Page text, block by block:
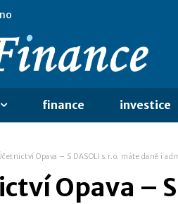
finance investice
Opava – S DASOLI s.r.o. máte daně i
Opava –